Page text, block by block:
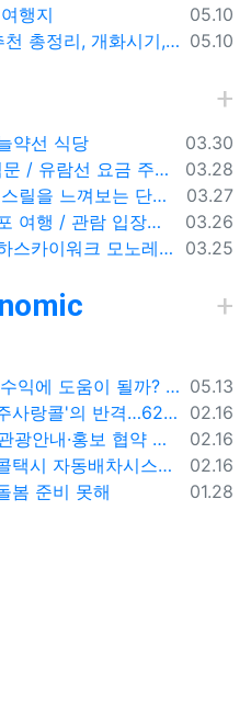
등록일
05.10
행지
등록일
05.10
5월 6월 봄꽃 여행지 추천 총정리, 개화시기, 지도공유
등록일
03.30
약선 식당
등록일
03.28
단양팔경 도담삼봉 - 석문 / 유람선 요금 주차비
등록일
03.27
암벽에 걸쳐 강물 위의 스릴을 느껴보는 단양 잔도길
등록일
03.26
단종 유배지 영월 청령포 여행 / 관람 입장료 주차장
등록일
03.25
충북 단양 전망대 만천하스카이워크 모노레일 주차장 여행코스
등록일
05.13
카카오택시 가맹, 정말 수익에 도움이 될까? '봉이 김선달'식 수수료의 진실
등록일
02.16
카카오택시에 맞선 '전주사랑콜'의 반격…62% 가입해 순항
등록일
02.16
순창군-개인택시조합, 관광안내·홍보 협약 체결
등록일
02.16
부산시설공단, 장애인 콜택시 자동배차시스템 시범 운영
등록일
01.28
봄 준비 못해